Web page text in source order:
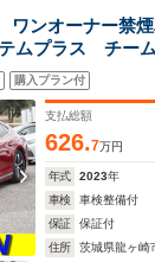
ンオーナー禁
ムプラス チ
ー Pトランク
ーゼル革シー
購入プラン付
支払総額
626.7万円
年式 2023年
車検
車検整備付
保証
保証付
住所
茨城県龍ヶ崎